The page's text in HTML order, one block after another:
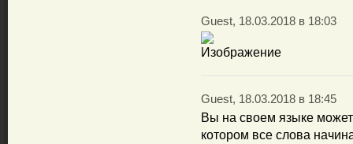
Guest, 18.03.2018 в 18:03
Guest, 18.03.2018 в 18:45
Вы на своем языке
котором все слова